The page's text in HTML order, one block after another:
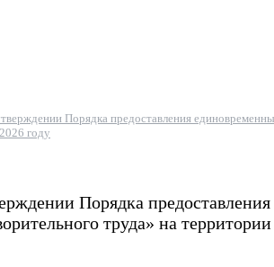
Порядка предоставления
году
Порядка
труда» на